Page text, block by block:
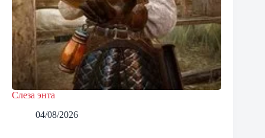
Слеза энта
04/08/2026